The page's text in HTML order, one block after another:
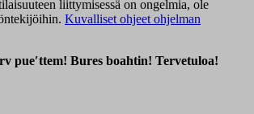
liittymisessä on ongelmia, ole
Kuvalliset ohjeet ohjelman
pueʹttem! Bures boahtin! Tervetuloa!